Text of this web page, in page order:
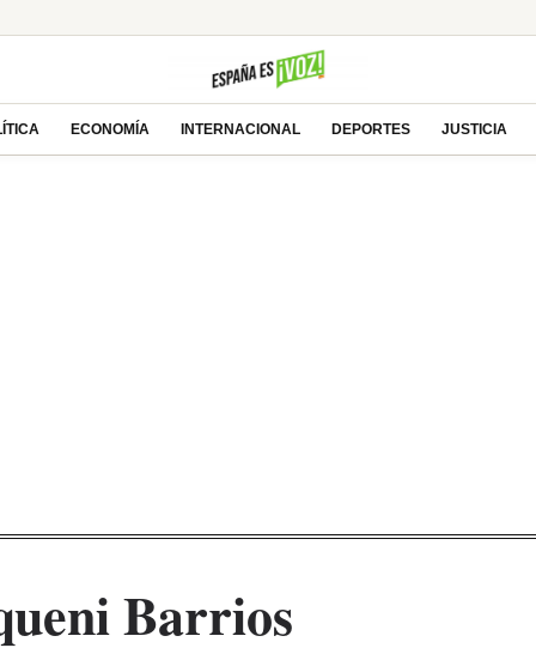
ECONOMÍA INTERNACIONAL DEPORTES JUSTICIA
Barrios